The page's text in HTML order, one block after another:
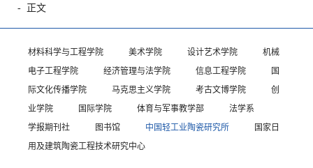
正文
材料科学与工程学院 美术学院 设计艺术学院
机械
电子工程学院
经济管理与法学院 信息工程学院
国
际文化传播学院
马克思主义学院 考古文博学院
创
业学院
国际学院 体育与军事教学部
法学系
学报期刊社
图书馆 中国轻工业陶瓷研究所
国家日
用及建筑陶瓷工程技术研究中心